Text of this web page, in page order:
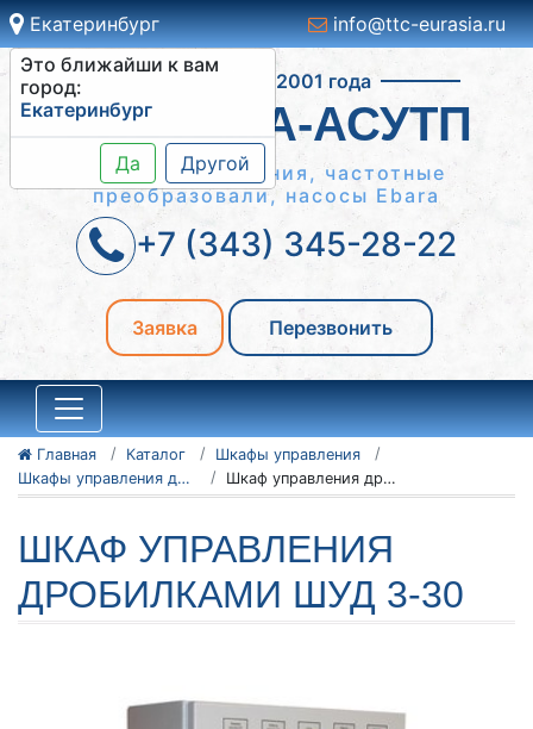
Екатеринбург
Это ближайши к вам
город:
Екатеринбург
Да Другой
info@ttc-eurasia.ru
Работаем с 2001 года
СИСТЕМА-АСУТП
Шкафы управления, частотные
преобразовали, насосы Ebara
+7 (343) 345-28-22
Заявка Перезвонить
Главная Каталог
Шкафы управления
Шкафы управления дробилками ШУД
Шкаф управления дробилками ШУД 3-30
ШКАФ УПРАВЛЕНИЯ
ДРОБИЛКАМИ ШУД 3-30